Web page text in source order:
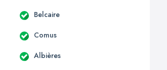
Belcaire
Comus
Albières